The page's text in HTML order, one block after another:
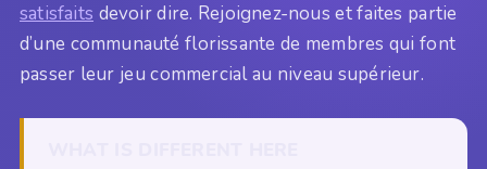
satisfaits devoir dire. Rejoignez-nous et faites partie
d’une communauté florissante de membres qui font
passer leur jeu commercial au niveau supérieur.